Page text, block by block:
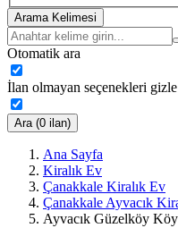
Arama Kelimesi
Otomatik ara
İlan olmayan seçenekleri gizle
Ara (0 ilan)
Ana Sayfa
Kiralık Ev
Çanakkale Kiralık Ev
Çanakkale Ayvacık
Ayvacık Güzelköy